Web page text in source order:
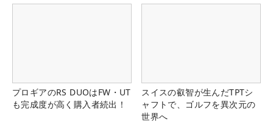
プロギアのRS DUOはFW・UT
も完成度が高く購入者続出！
スイスの叡智が生んだTPTシ
ャフトで、ゴルフを異次元の
世界へ